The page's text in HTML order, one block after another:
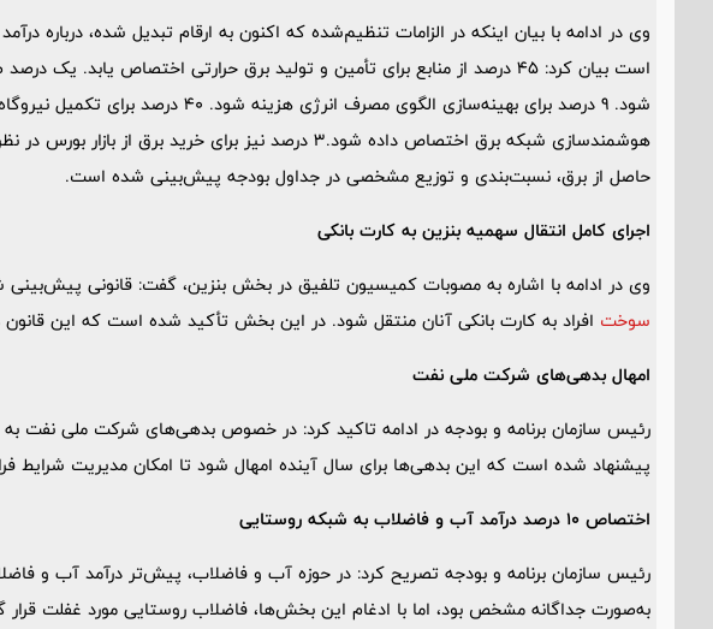
وی در ادامه با بیان اینکه در الزامات تنظیم‌شده که اکنون به ارقام تبدیل شده، درباره
است بیان کرد: 45 درصد از منابع برای تأمین و تولید برق حرارتی اختصاص
هوشمندسازی شبکه برق اختصاص داده شود.3 درصد نیز برای خرید
حاصل از برق، نسبت‌بندی و توزیع مشخصی در جداول بودجه پیش‌بینی شده است.
اجرای کامل انتقال سهمیه بنزین به کارت بانکی
وی در ادامه با اشاره به مصوبات کمیسیون تلفیق در بخش بنزین، گفت: قانونی پیش‌بینی
سوخت افراد به کارت بانکی آنان منتقل شود. در این بخش تأکید شده است که این قانون در سال آینده
امهال بدهی‌های شرکت ملی نفت
رئیس سازمان برنامه و بودجه در ادامه تاکید کرد: در خصوص بدهی‌های شرکت ملی نفت
پیشنهاد شده است که این بدهی‌ها برای سال آینده امهال شود تا امکان مدیریت شرایط
اختصاص 10 درصد درآمد آب و فاضلاب به شبکه روستایی
رئیس سازمان برنامه و بودجه تصریح کرد: در حوزه آب و فاضلاب، پیش‌تر درآمد آب و
به‌صورت جداگانه مشخص بود، اما با ادغام این بخش‌ها، فاضلاب روستایی مورد غفلت